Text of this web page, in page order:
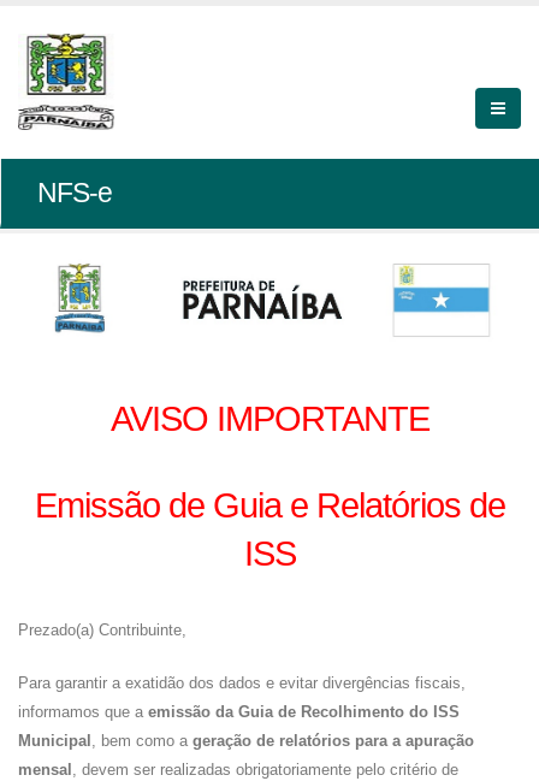
NFS-e
AVISO IMPORTANTE
Emissão de Guia e Relatórios de
ISS
Prezado(a) Contribuinte,
Para garantir a exatidão dos dados e evitar divergências fiscais,
informamos que a emissão da Guia de Recolhimento do ISS
Municipal , bem como a geração de relatórios para a apuração
mensal , devem ser realizadas obrigatoriamente pelo critério de